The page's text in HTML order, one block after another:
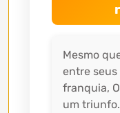
Mesmo
entre
franquia,
um